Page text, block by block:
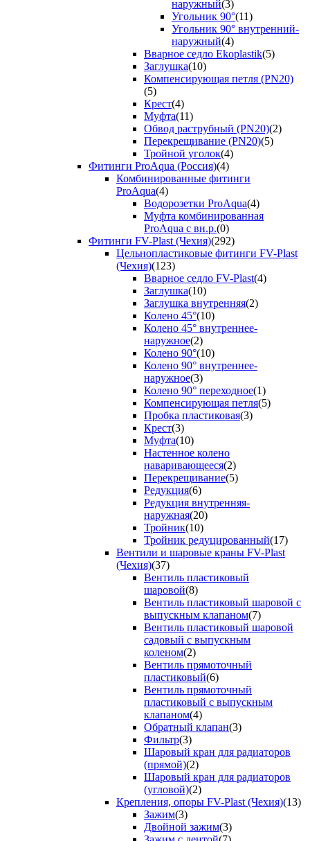
наружный(3)
Угольник 90°(11)
Угольник 90° внутренний-
наружный(4)
Вварное седло Ekoplastik(5)
Заглушка(10)
Компенсирующая петля (PN20)
(5)
Крест(4)
Муфта(11)
Обвод раструбный (PN20)(2)
Перекрещивание (PN20)(5)
Тройной уголок(4)
Фитинги ProAqua (Россия)(4)
Комбинированные фитинги
ProAqua(4)
Водорозетки ProAqua(4)
Муфта комбинированная
ProAqua с вн.р.(0)
Фитинги FV-Plast (Чехия)(292)
Цельнопластиковые фитинги FV-Plast
(Чехия)(123)
Вварное седло FV-Plast(4)
Заглушка(10)
Заглушка внутренняя(2)
Колено 45°(10)
Колено 45° внутреннее-
наружное(2)
Колено 90°(10)
Колено 90° внутреннее-
наружное(3)
Колено 90° переходное(1)
Компенсирующая петля(5)
Пробка пластиковая(3)
Крест(3)
Муфта(10)
Настенное колено
наваривающееся(2)
Перекрещивание(5)
Редукция(6)
Редукция внутренняя-
наружная(20)
Тройник(10)
Тройник редуцированный(17)
Вентили и шаровые краны FV-Plast
(Чехия)(37)
Вентиль пластиковый
шаровой(8)
Вентиль пластиковый шаровой с
выпускным клапаном(7)
Вентиль пластиковый шаровой
садовый с выпускным
коленом(2)
Вентиль прямоточный
пластиковый(6)
Вентиль прямоточный
пластиковый с выпускным
клапаном(4)
Обратный клапан(3)
Фильтр(3)
Шаровый кран для радиаторов
(прямой)(2)
Шаровый кран для радиаторов
(угловой)(2)
Крепления, опоры FV-Plast (Чехия)(13)
Зажим(3)
Двойной зажим(3)